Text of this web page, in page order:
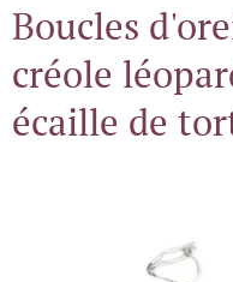
Boucles
créole
écaille de